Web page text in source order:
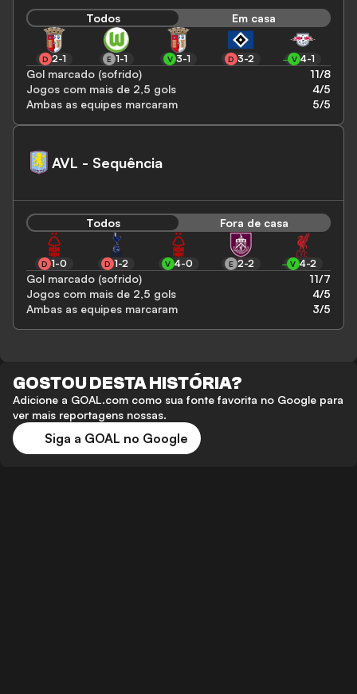
Todos Em casa
D 2-1 E 1-1 V 3-1 D 3-2 V 4-1
Gol marcado (sofrido)
11/8
Jogos com mais de 2,5 gols
4/5
Ambas as equipes marcaram
5/5
AVL - Sequência
Todos Fora de casa
D 1-0 D 1-2 V 4-0 E 2-2 V 4-2
Gol marcado (sofrido)
11/7
Jogos com mais de 2,5 gols
4/5
Ambas as equipes marcaram
3/5
GOSTOU DESTA HISTÓRIA?
Adicione a GOAL.com como sua fonte favorita no Google para
ver mais reportagens nossas.
Siga a GOAL no Google